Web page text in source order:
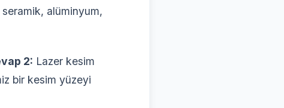
alüminyum,
2: Lazer kesim
bir kesim yüzeyi